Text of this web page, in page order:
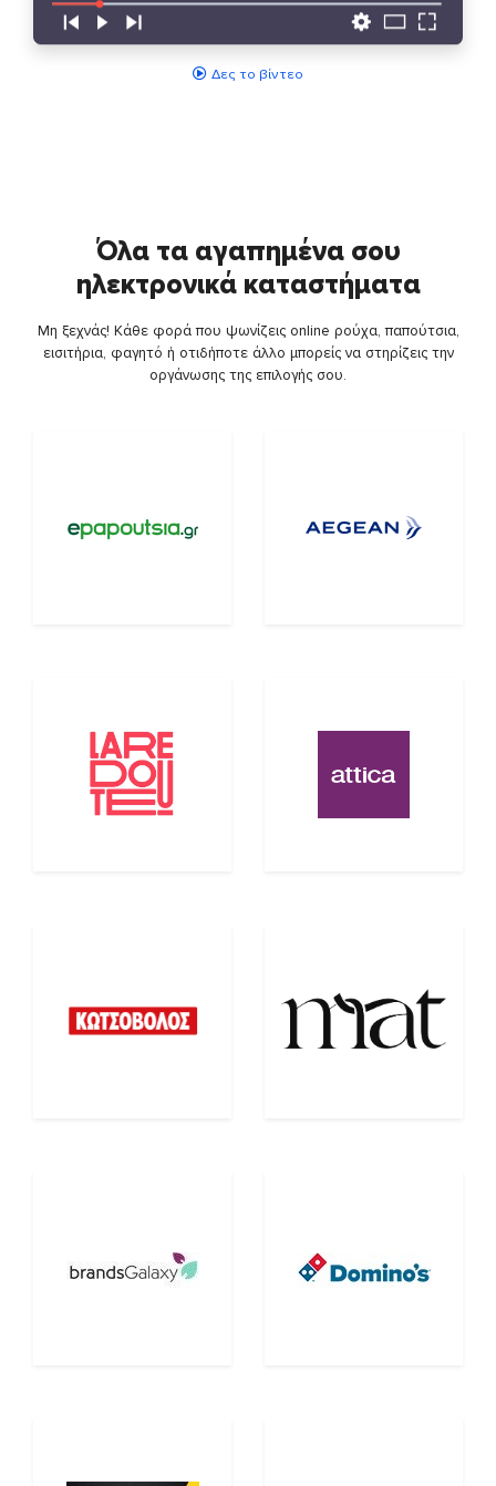
Δες το βίντεο
Όλα τα αγαπημένα σου
ηλεκτρονικά καταστήματα
Μη ξεχνάς! Κάθε φορά που ψωνίζεις online ρούχα, παπούτσια,
εισιτήρια, φαγητό ή οτιδήποτε άλλο μπορείς να στηρίζεις την
οργάνωσης της επιλογής σου.